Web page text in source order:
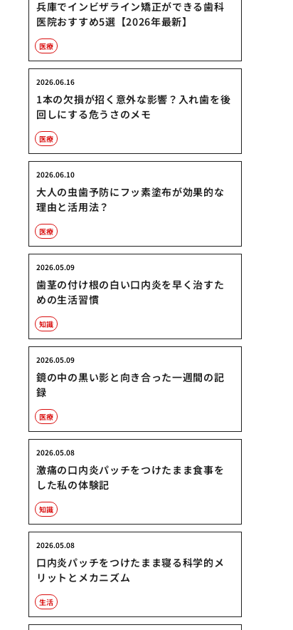
兵庫でインビザライン矯正ができる歯科
医院おすすめ5選【2026年最新】
医療
1本の欠損が招く意外な影響？入れ歯を後
回しにする危うさのメモ
2026.06.16
医療
大人の虫歯予防にフッ素塗布が効果的な
理由と活用法？
2026.06.10
医療
歯茎の付け根の白い口内炎を早く治すた
めの生活習慣
2026.05.09
知識
鏡の中の黒い影と向き合った一週間の記
録
2026.05.09
医療
激痛の口内炎パッチをつけたまま食事を
した私の体験記
2026.05.08
知識
口内炎パッチをつけたまま寝る科学的メ
リットとメカニズム
2026.05.08
生活